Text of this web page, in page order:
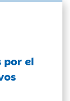
por el